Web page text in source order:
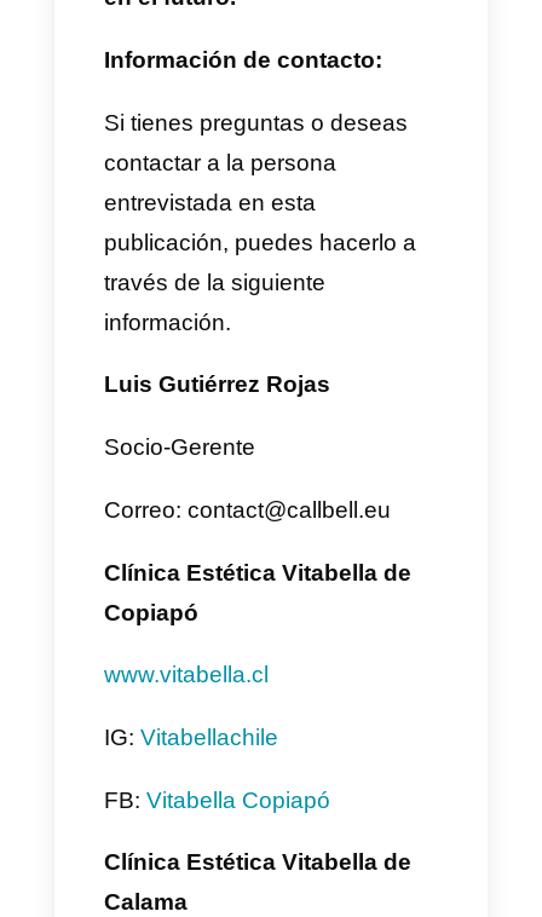
Callbell es parte de nuestro
procesode negocio y cobra
relevancia, definitivamente no
puede estar sin funcionar. El
95% de la comunicación que
de Callbell y tratamos de
aumentar este porcentaje
porque nos permite mantener
conversaciones.
4) ¿Cómo te sientes de forma
general con nuestro servicio
Yo el servicio lo encuentro muy
bueno, es muy rápido y cuando